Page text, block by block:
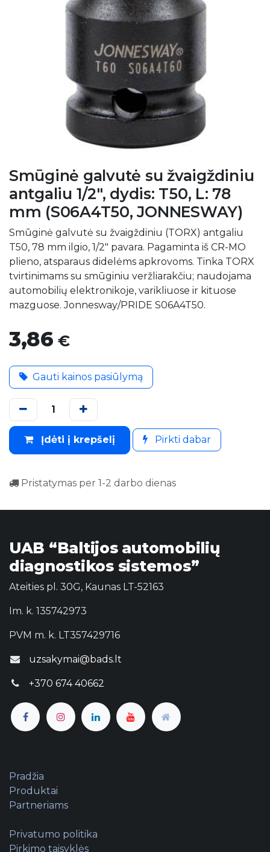
Smūginė galvutė su žvaigždiniu
antgaliu 1/2", dydis: T50, L: 78
mm (S06A4T50, JONNESWAY)
Smūginė galvutė su žvaigždiniu (TORX) antgaliu
T50, 78 mm ilgio, 1/2" pavara. Pagaminta iš CR-MO
plieno, atsparaus didelėms apkrovoms. Tinka TORX
tvirtinimams su smūginiu veržliarakčiu; naudojama
automobilių elektronikoje, varikliuose ir kituose
mazguose. Jonnesway/PRIDE S06A4T50.
3,86 €
Gauti kainos pasiūlymą
Įdėti į krepšelį Pirkti dabar
Pristatymas per 1-2 darbo dienas
UAB “Baltijos automobilių
diagnostikos sistemos”
Ateities pl. 30G, Kaunas LT-52163
Im. k. 135742973
PVM m. k. LT357429716
uzsakymai@bads.lt
+370 674 40662
Pradžia
Produktai
Partneriams
Privatumo politika
Pirkimo taisyklės